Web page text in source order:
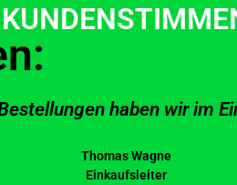
haben wir im
Thomas Wagne
Einkaufsleiter